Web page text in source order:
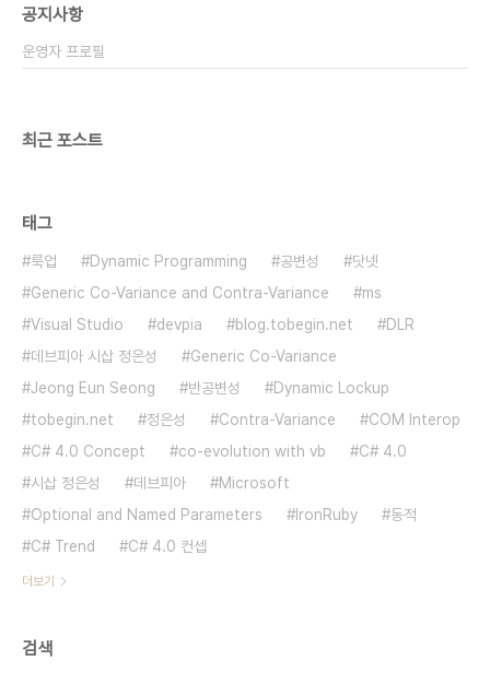
어요.. ( [링크]텍스트큐뷰닷컴과 블로거가 하나가 됩
대해서 아시는분이 계시겠지..
공지사항
운영자 프로필
최근 포스트
태그
룩업 Dynamic Programming 공변성
닷넷
Generic Co-Variance and Contra-Variance
ms
Visual Studio
devpia blog.tobegin.net
DLR
데브피아 시삽 정은성
Generic Co-Variance
Jeong Eun Seong
반공변성
Dynamic Lockup
tobegin.net
정은성 Contra-Variance
COM Interop
C# 4.0 Concept
co-evolution with vb
C# 4.0
시삽 정은성
데브피아
Microsoft
Optional and Named Parameters
IronRuby
동적
C# Trend
C# 4.0 컨셉
더보기
검색